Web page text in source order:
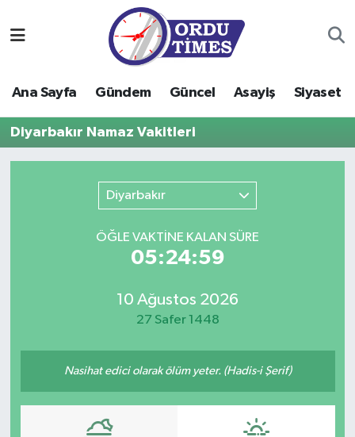
Ana Sayfa Gündem Güncel Asayiş Siyaset
Diyarbakır Namaz Vakitleri
Diyarbakır
ÖĞLE VAKTİNE KALAN SÜRE
05:24:59
10 Ağustos 2026
27 Safer 1448
Nasihat edici olarak ölüm yeter. (Hadis-i Şerif)
Gündem
Güncel
Ordu Nöbetçi Eczaneler
Ordu Hava Durumu
Ordu Namaz Vakitleri
Ordu Trafik Yoğunluk Haritası
Tüm Manşetler
Son Dakika Haberleri